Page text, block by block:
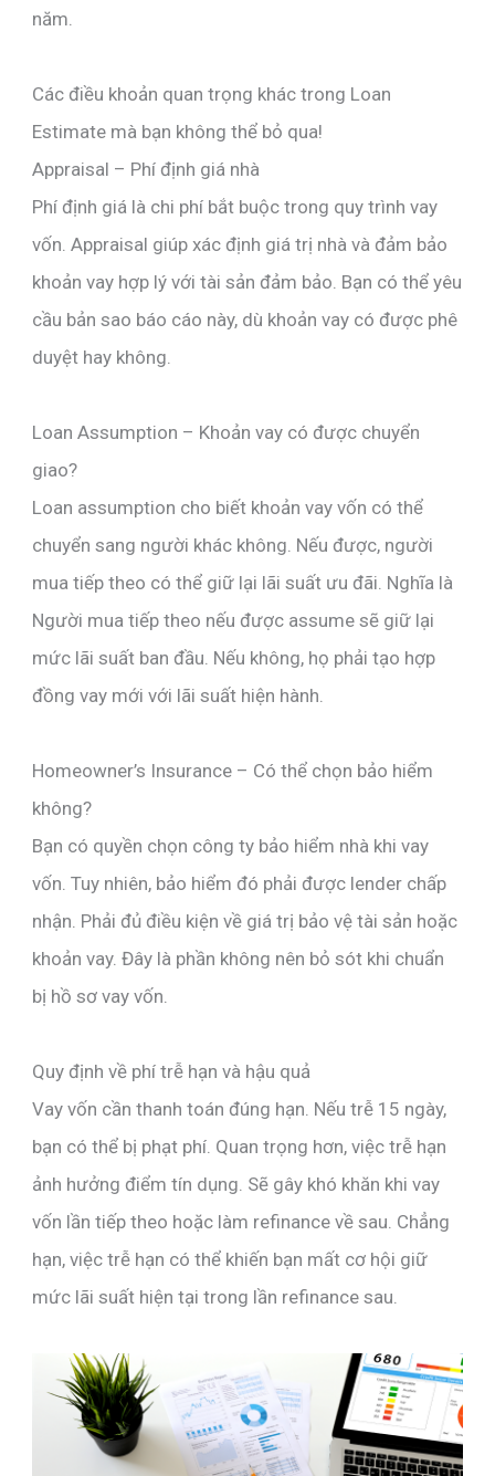
năm.
Các điều khoản quan trọng khác trong Loan
Estimate mà bạn không thể bỏ qua!
Appraisal – Phí định giá nhà
Phí định giá là chi phí bắt buộc trong quy trình vay
vốn. Appraisal giúp xác định giá trị nhà và đảm bảo
khoản vay hợp lý với tài sản đảm bảo. Bạn có thể yêu
cầu bản sao báo cáo này, dù khoản vay có được phê
duyệt hay không.
Loan Assumption – Khoản vay có được chuyển
giao?
Loan assumption cho biết khoản vay vốn có thể
chuyển sang người khác không. Nếu được, người
mua tiếp theo có thể giữ lại lãi suất ưu đãi. Nghĩa là
Người mua tiếp theo nếu được assume sẽ giữ lại
mức lãi suất ban đầu. Nếu không, họ phải tạo hợp
đồng vay mới với lãi suất hiện hành.
Homeowner’s Insurance – Có thể chọn bảo hiểm
không?
Bạn có quyền chọn công ty bảo hiểm nhà khi vay
vốn. Tuy nhiên, bảo hiểm đó phải được lender chấp
nhận. Phải đủ điều kiện về giá trị bảo vệ tài sản hoặc
khoản vay. Đây là phần không nên bỏ sót khi chuẩn
bị hồ sơ vay vốn.
Quy định về phí trễ hạn và hậu quả
Vay vốn cần thanh toán đúng hạn. Nếu trễ 15 ngày,
bạn có thể bị phạt phí. Quan trọng hơn, việc trễ hạn
ảnh hưởng điểm tín dụng. Sẽ gây khó khăn khi vay
vốn lần tiếp theo hoặc làm refinance về sau. Chẳng
hạn, việc trễ hạn có thể khiến bạn mất cơ hội giữ
mức lãi suất hiện tại trong lần refinance sau.